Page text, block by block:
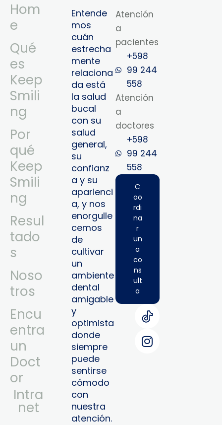
Hom
e
Qué
es
Keep
Smili
ng
Por
qué
Keep
Smili
ng
Resul
tado
s
Noso
tros
Encu
entra
un
Doct
or
Intra
Net
Entende
mos
cuán
estrecha
mente
relaciona
da está
la salud
bucal
con su
salud
general,
su
confianz
a y su
aparienci
a, y nos
enorgulle
cemos
de
cultivar
un
ambiente
dental
amigable
y
optimista
donde
siempre
puede
sentirse
cómodo
con
nuestra
atención.
Atención
a
pacientes
+598
99 244
558
Atención
a
doctores
+598
99 244
558‬‬
C
oo
rdi
na
r
un
a
co
ns
ult
a